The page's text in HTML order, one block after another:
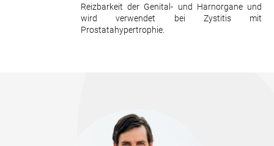
Reizbarkeit der Genital- und Harnorgane und
wird verwendet bei Zystitis mit
Prostatahypertrophie.